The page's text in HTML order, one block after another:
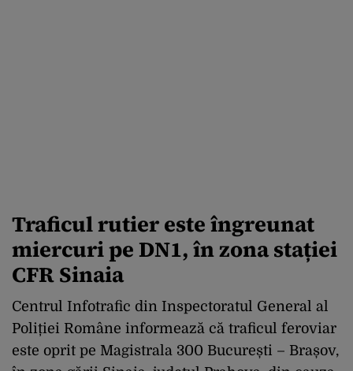
Traficul rutier este îngreunat
miercuri pe DN1, în zona stației
CFR Sinaia
Centrul Infotrafic din Inspectoratul General al
Poliției Române informează că traficul feroviar
este oprit pe Magistrala 300 București – Brașov,